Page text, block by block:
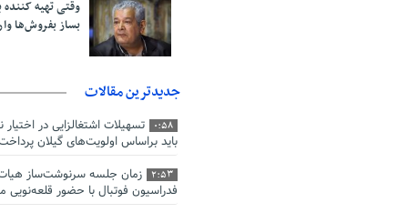
وقتی تهیه کننده
بساز بفروش‌ها
جدیدترین مقالات
0:58
تسهیلات اشتغالزایی در
باید براساس اولویت‌های گیلان
2:53
زمان جلسه سرنوشت‌ساز
فدراسیون فوتبال با حضور